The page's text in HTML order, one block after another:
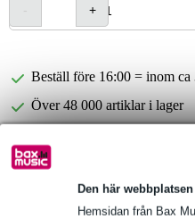
Den här
Hemsidan från Bax
Beställ före 16:00 = inom ca
Över 48 000 artiklar i lager
Välj 2 års extra
fördelar!